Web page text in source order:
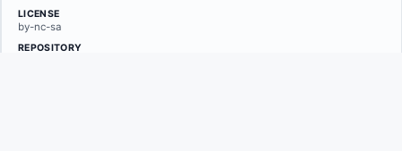
LICENSE
by-nc-sa
REPOSITORY